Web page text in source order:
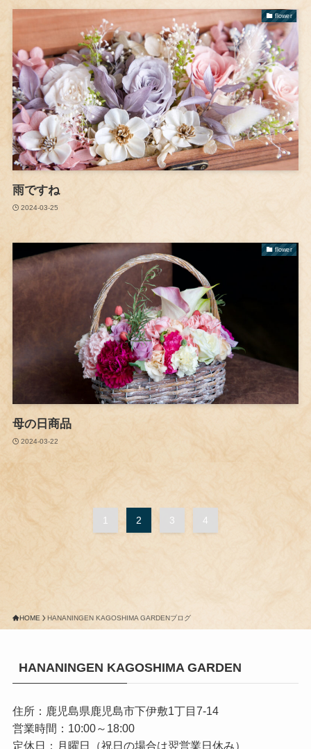
flower
雨ですね
2024-03-25
flower
母の日商品
2024-03-22
1 2 3 4
HOME HANANINGEN KAGOSHIMA GARDENブログ
HANANINGEN KAGOSHIMA GARDEN
住所：鹿児島県鹿児島市下伊敷1丁目7-14
営業時間：10:00～18:00
定休日：月曜日（祝日の場合は翌営業日休み）